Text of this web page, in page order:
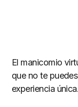
El manicomio
que no te
experiencia única.